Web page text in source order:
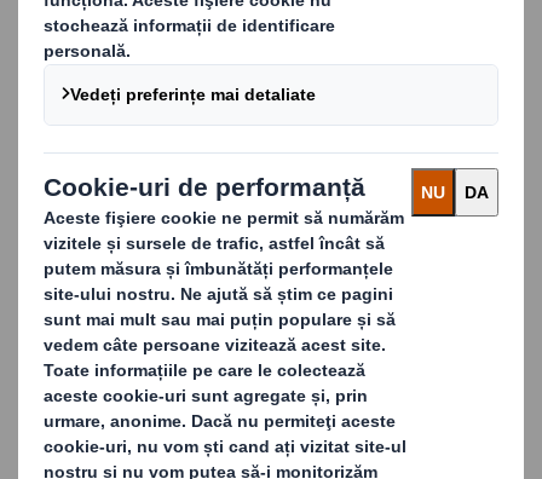
Servicii lanț de
Aprovizionare
Colaborăm îndeaproape cu clienții noștri pentru a
înțelege provocările cu care se confruntă și cerințele
lor specifice, de la timpi de execuție mai scurți la
dimensiunea stocurilor lor.
Prin inovație și gândire diferită în ceea ce privește
serviciile noastre pentru lanțul de aprovizionare,
dezvoltăm strategiile adecvate pentru a reduce
timpii de execuție, a îmbunătăți calitatea, a asigura
aprovizionarea și ne transformăm într-un furnizor
mai fiabil.